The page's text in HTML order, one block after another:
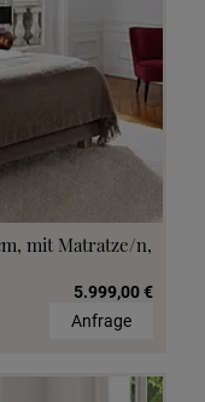
mit Matratze/n,
5.999,00 €
Anfrage